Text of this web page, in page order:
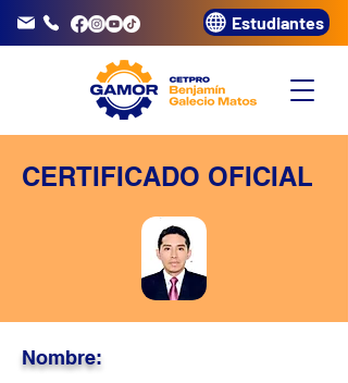
3320072 Estudiantes
CERTIFICADO OFICIAL
Nombre: